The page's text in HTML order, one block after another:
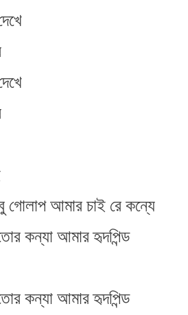
গোলাপ আমার চাই রে কন্যে
কন্যা আমার হৃদপিন্ড
কন্যা আমার হৃদপিন্ড